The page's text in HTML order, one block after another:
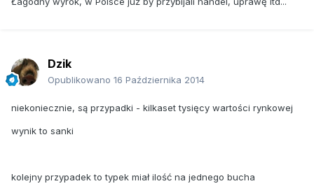
Funkcjonariusz zeznał przed sądem, że cztery ze 130 roślin
Sędzia nie dał wiary mężczyźnie, który twierdził, że
marihuana była już „wyposażeniem” mieszkania i skazał
Polaka na rok więzienia w zawieszeniu.
Dzik
Opublikowano 16 Października 2014
niekoniecznie, są przypadki - kilkaset tysięcy wartości rynkowej
wynik to sanki
kolejny przypadek to typek miał ilość na jednego bucha